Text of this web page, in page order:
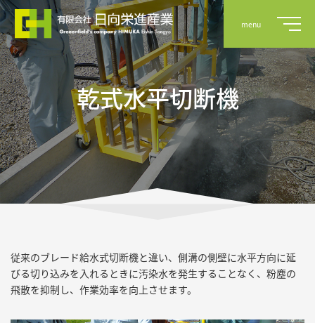
menu
事業案内
実績
採用情報
よくある質問
乾式水平切断機
従来のブレード給水式切断機と違い、側溝の側壁に水平方向に延
びる切り込みを入れるときに汚染水を発生することなく、粉塵の
飛散を抑制し、作業効率を向上させます。